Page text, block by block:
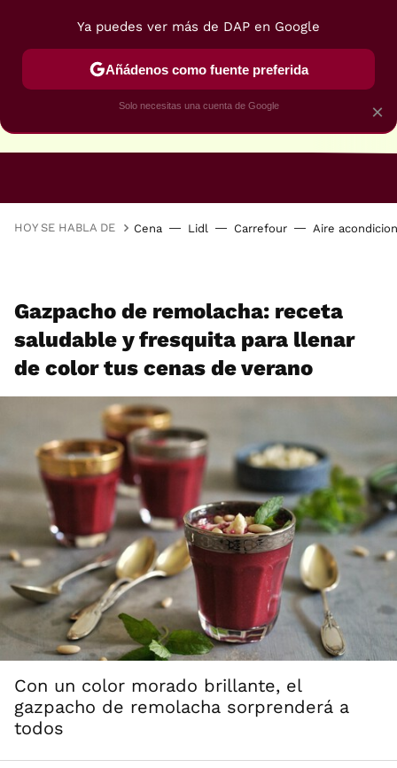
HOY SE HABLA DE Cena Lidl Carrefour Aire
Gazpacho de remolacha: receta
saludable y fresquita para llenar
de color tus cenas de verano
Con un color morado brillante, el
gazpacho de remolacha sorprenderá a
todos
×
Ya puedes ver más de DAP en Google
Añádenos como fuente preferida
Solo necesitas una cuenta de Google